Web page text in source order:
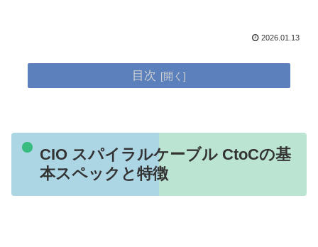
2026.01.13
目次
CIO スパイラルケーブル CtoCの基
本スペックと特徴